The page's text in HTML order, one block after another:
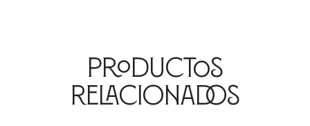
Productos
Relacionados